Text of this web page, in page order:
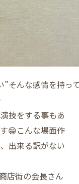
”そんな感情を持
技をする事もあ
😁こんな場面作
出来る訳がない
店街の会長さん